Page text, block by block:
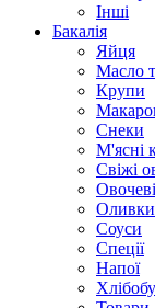
Інші
Бакалія
Яйця
Масло
Крупи
Снеки
М'ясні
Свіжі
Оливки
Соуси
Спеції
Напої